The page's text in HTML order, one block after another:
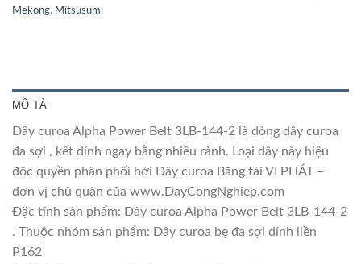
Mekong, Mitsusumi
MÔ TẢ
Dây curoa Alpha Power Belt 3LB-144-2 là dòng dây curoa
đa sợi , kết dính ngay bằng nhiều rảnh. Loại dây này hiệu
độc quyền phân phối bởi Dây curoa Băng tải VI PHÁT –
đơn vị chủ quản của www.DayCongNghiep.com
Đặc tính sản phẩm: Dây curoa Alpha Power Belt 3LB-144-2
. Thuộc nhóm sản phẩm: Dây curoa bẹ đa sợi dính liền
P162